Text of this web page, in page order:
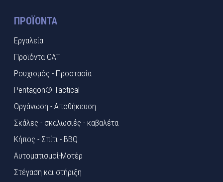
ΠΡΟΪΌΝΤΑ
Εργαλεία
Προϊόντα CAT
Ρουχισμός - Προστασία
Pentagon® Tactical
Οργάνωση - Αποθήκευση
Σκάλες - σκαλωσιές - καβαλέτα
Κήπος - Σπίτι - BBQ
Αυτοματισμοί-Μοτέρ
Στέγαση και στήριξη